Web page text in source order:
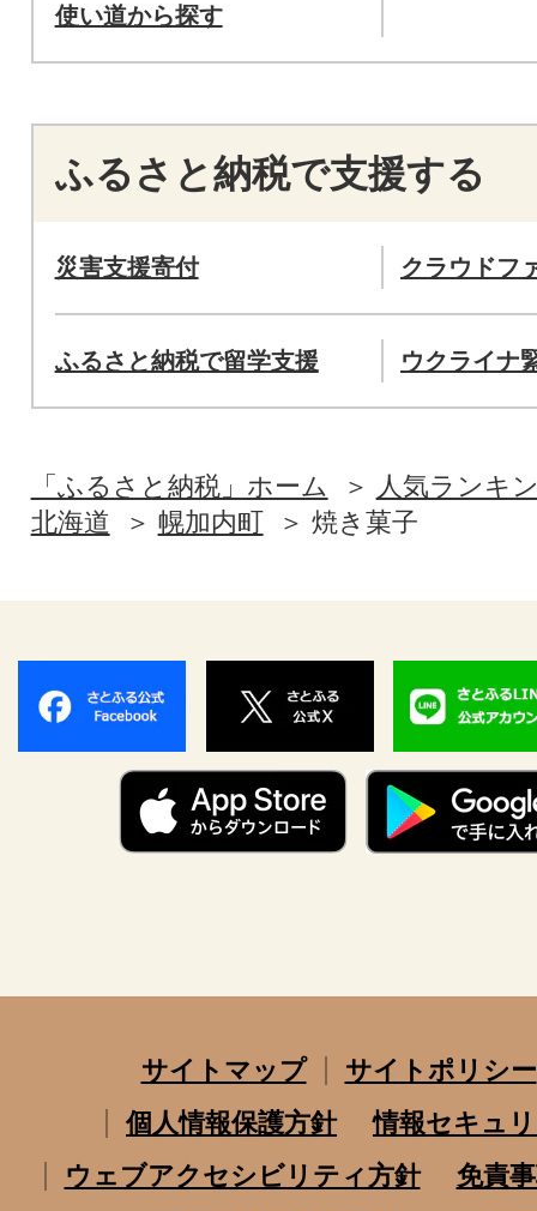
使い道から探す
ふるさと納税で支援する
災害支援寄付 クラウドフ
ふるさと納税で留学支援 ウクライナ
「ふるさと納税」ホーム
人気ランキ
北海道
幌加内町 焼き菓子
サイトマップ
サイトポリシー
個人情報保護方針
情報セキュ
ウェブアクセシビリティ方針
免責